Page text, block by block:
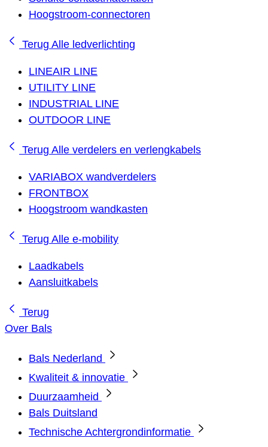
Hoogstroom-connectoren
Terug Alle ledverlichting
LINEAIR LINE
UTILITY LINE
INDUSTRIAL LINE
OUTDOOR LINE
Terug Alle verdelers en verlengkabels
VARIABOX wandverdelers
FRONTBOX
Hoogstroom wandkasten
Terug Alle e-mobility
Laadkabels
Aansluitkabels
Terug
Over Bals
Bals Nederland
Kwaliteit & innovatie
Duurzaamheid
Bals Duitsland
Technische Achtergrondinformatie